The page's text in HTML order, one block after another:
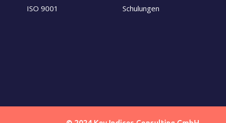
ISO 9001
Schulungen